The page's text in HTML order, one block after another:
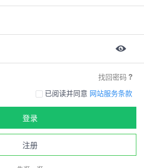
找回密码
已阅读并同意 网站服务条款
登录
注册